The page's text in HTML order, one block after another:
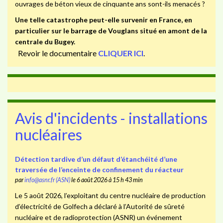
ouvrages de béton vieux de cinquante ans sont-ils menacés ?
Une telle catastrophe peut-elle survenir en France, en
particulier sur le barrage de Vouglans situé en amont de la
centrale du Bugey.
Revoir le documentaire CLIQUER ICI.
Avis d'incidents - installations
nucléaires
Détection tardive d’un défaut d’étanchéité d’une
traversée de l’enceinte de confinement du réacteur
parinfo@asnr.fr (ASN)le 6 août 2026 à 15 h 43 min
Le 5 août 2026, l’exploitant du centre nucléaire de production
d’électricité de Golfech a déclaré à l’Autorité de sûreté
nucléaire et de radioprotection (ASNR) un événement